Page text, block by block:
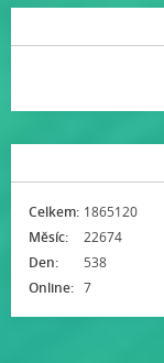
Online: 7
Celkem: 1865120
Měsíc:
22674
Den:
538